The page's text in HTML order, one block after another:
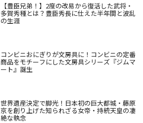
【豊臣兄弟！】2度の改易から復活した武将・
多賀秀種とは？豊臣秀長に仕えた半年間と波乱
の生涯
コンビニおにぎりが文房具に！コンビニの定番
商品をモチーフにした文房具シリーズ『ジムマ
ート』誕生
世界遺産決定で脚光！日本初の巨大都城・藤原
京を創り上げた知られざる女帝・持統天皇の凄
絶な執念